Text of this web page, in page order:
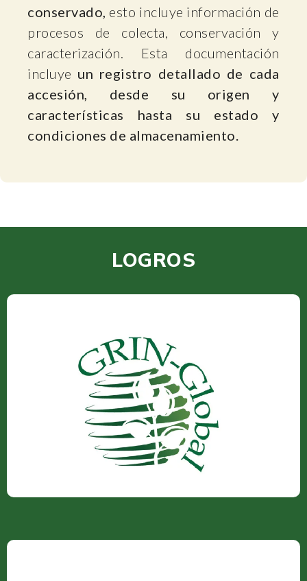
conservado, esto incluye información de
procesos de colecta, conservación y
caracterización. Esta documentación
incluye un registro detallado de cada
accesión, desde su origen y
características hasta su estado y
condiciones de almacenamiento.
LOGROS